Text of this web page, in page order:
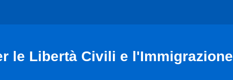
le Libertà Civili e l'Immigrazione